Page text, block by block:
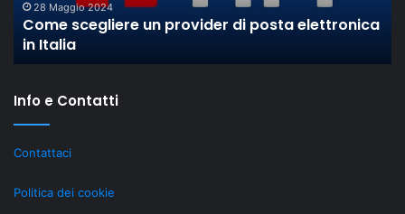
Italia
28 Maggio 2024
Come scegliere un provider di posta elettronica
in Italia
Info e Contatti
Contattaci
Politica dei cookie